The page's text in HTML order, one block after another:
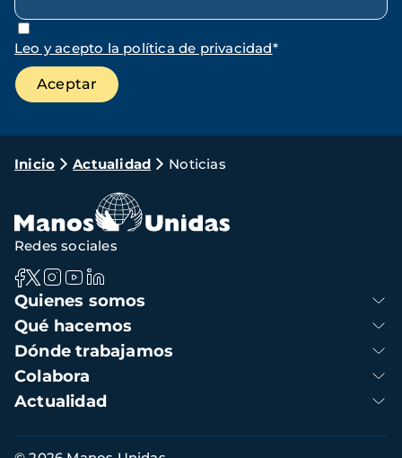
Leo y acepto la política de privacidad*
Ruta
navegación
Inicio Actualidad Noticias
Navegación
principal
Quienes somos
Qué hacemos
Dónde trabajamos
Colabora
Actualidad
Redes sociales